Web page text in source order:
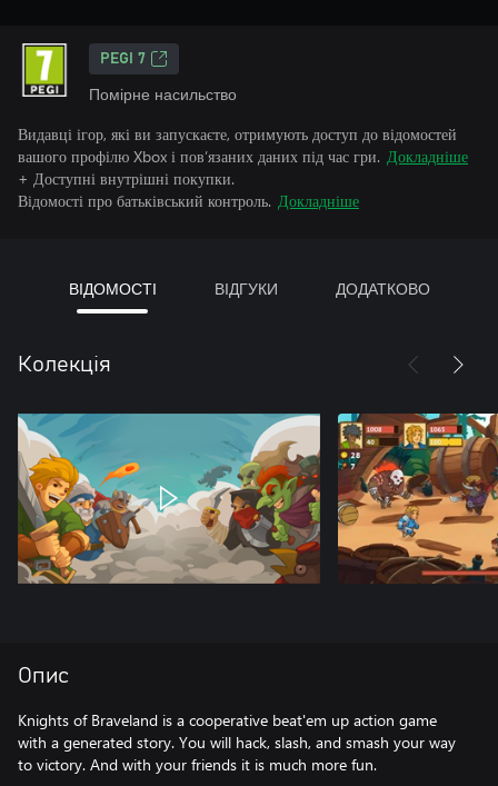
PEGI 7
Помірне насильство
Видавці ігор, які ви запускаєте, отримують доступ до відомостей
вашого профілю Xbox і пов’язаних даних під час гри. Докладніше
+ Доступні внутрішні покупки.
Відомості про батьківський контроль. Докладніше
ВІДОМОСТІ ВІДГУКИ ДОДАТКОВО
Колекція
Опис
Knights of Braveland is a cooperative beat'em up action game
with a generated story. You will hack, slash, and smash your way
to victory. And with your friends it is much more fun.